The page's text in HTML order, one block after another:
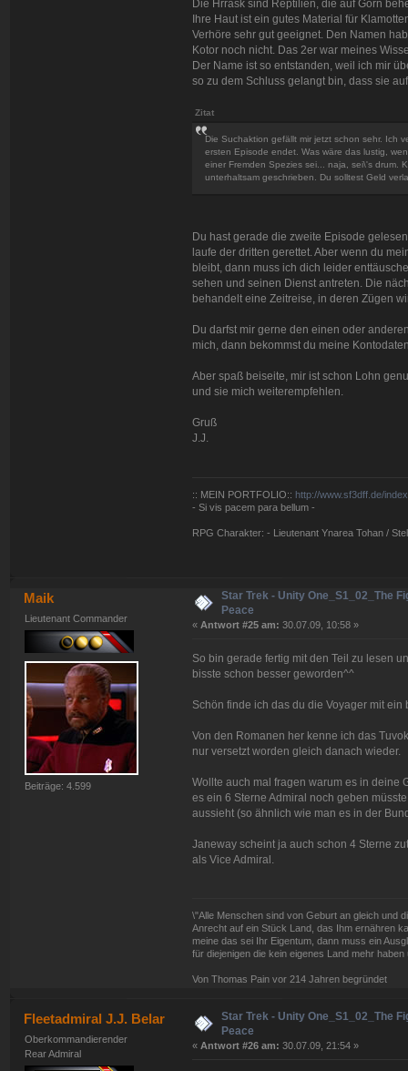
Die Hrrask sind Reptilien, die auf Gorn
Ihre Haut ist ein gutes Material für
Verhöre sehr gut geeignet. Den Namen
Kotor noch nicht. Das 2er war meines
Der Name ist so entstanden, weil ich mir
so zu dem Schluss gelangt bin, dass sie
Zitat
Die Suchaktion gefällt mir jetzt schon sehr. Ich
ersten Episode endet. Was wäre das lustig,
einer Fremden Spezies sei... naja, sei\'s drum.
unterhaltsam geschrieben. Du solltest Geld
Du hast gerade die zweite Episode
laufe der dritten gerettet. Aber wenn du
bleibt, dann muss ich dich leider
sehen und seinen Dienst antreten. Die
behandelt eine Zeitreise, in deren Zügen
Du darfst mir gerne den einen oder
mich, dann bekommst du meine
Aber spaß beiseite, mir ist schon Lohn
und sie mich weiterempfehlen.
Gruß
J.J.
:: MEIN PORTFOLIO:: http://www.sf3dff.de/
- Si vis pacem para bellum -
RPG Charakter: - Lieutenant Ynarea Tohan /
Maik
Lieutenant Commander
Beiträge: 4.599
Star Trek - Unity One_S1_02_The
Peace
« Antwort #25 am: 30.07.09, 10:58 »
So bin gerade fertig mit den Teil zu lesen
bisste schon besser geworden^^
Schön finde ich das du die Voyager mit
Von den Romanen her kenne ich das
nur versetzt worden gleich danach wieder.
Wollte auch mal fragen warum es in deine
es ein 6 Sterne Admiral noch geben
aussieht (so ähnlich wie man es in der
Janeway scheint ja auch schon 4 Sterne
als Vice Admiral.
\"Alle Menschen sind von Geburt an gleich und
Anrecht auf ein Stück Land, das Ihm ernähren
meine das sei Ihr Eigentum, dann muss ein
für diejenigen die kein eigenes Land mehr
Von Thomas Pain vor 214 Jahren begründet
Fleetadmiral J.J. Belar
Oberkommandierender
Rear Admiral
Star Trek - Unity One_S1_02_The
Peace
« Antwort #26 am: 30.07.09, 21:54 »